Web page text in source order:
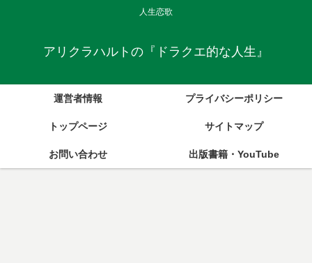
人生恋歌
アリクラハルトの『ドラクエ的な人生』
運営者情報 プライバシーポリシー
トップページ サイトマップ
お問い合わせ 出版書籍・YouTube